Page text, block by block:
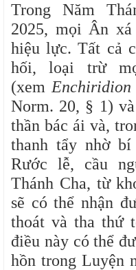
Trong Năm
2025, mọi Ân
hiệu lực. Tất cả
hối, loại trừ
(xem Enchiridion
Norm. 20, § 1)
thần bác ái và,
thanh tẩy nhờ
Rước lễ, cầu
Thánh Cha, từ
sẽ có thể nhận
thoát và tha thứ
điều này có thể
hồn trong Luyện